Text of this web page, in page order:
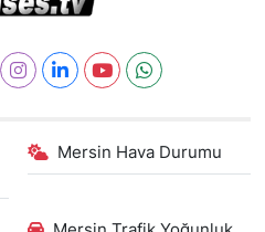
Mersin Hava Durumu